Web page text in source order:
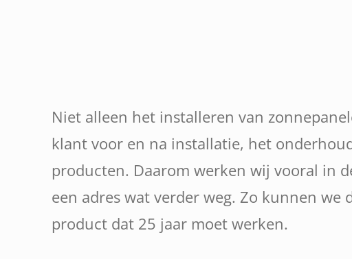
Niet alleen het installeren van
klant voor en na installatie, het
producten. Daarom werken wij vooral in
een adres wat verder weg. Zo kunnen
product dat 25 jaar moet werken.